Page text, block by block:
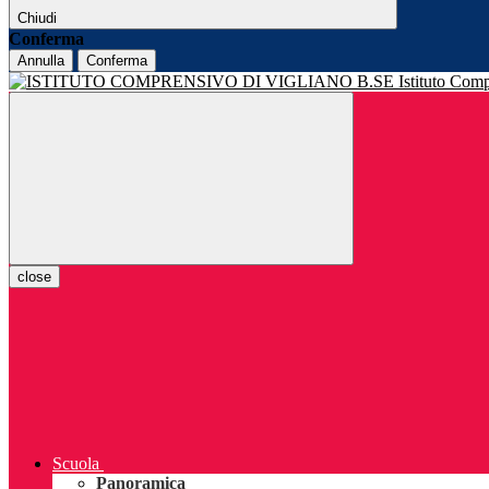
Chiudi
Conferma
Annulla Conferma
Istituto
close
Scuola
Panoramica